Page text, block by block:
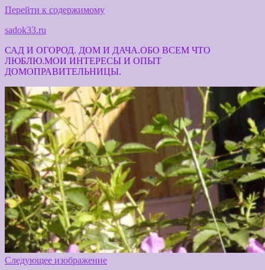
Перейти к содержимому
sadok33.ru
САД И ОГОРОД. ДОМ И ДАЧА.ОБО ВСЕМ ЧТО
ЛЮБЛЮ.МОИ ИНТЕРЕСЫ И ОПЫТ
ДОМОПРАВИТЕЛЬНИЦЫ.
Следующее изображение